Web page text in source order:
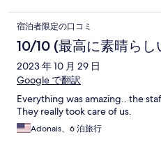
宿泊者限定の口コミ
10/10 (最高に素晴らし
2023 年 10 月 29 日
Google で翻訳
Everything was amazing.. the
They really took care of us.
Adonais、6 泊旅行